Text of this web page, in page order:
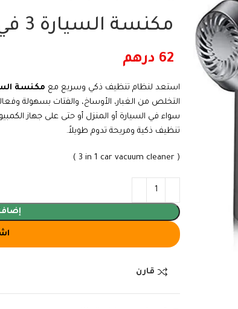
مكنسة السيارة 3 في 1
62 درهم
استعد لنظام تنظيف ذكي وسريع مع مكنسة
التخلص من الغبار، الأوساخ، والفتات بسهولة
سواء في السيارة أو المنزل أو حتى على جهاز
تنظيف ذكية ومريحة تدوم طويلاً.
( 3 in 1 car vacuum cleaner )
قارن